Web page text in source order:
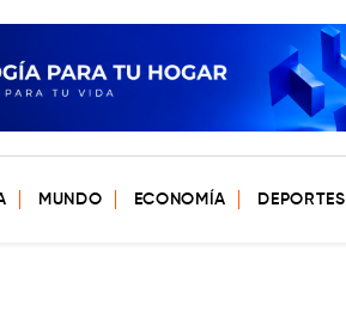
MUNDO ECONOMÍA DEPORTES